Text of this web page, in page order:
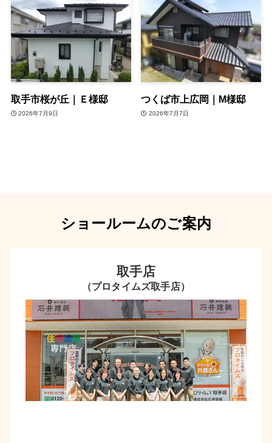
取手市桜が丘｜Ｅ様邸
2026年7月9日
つくば市上広岡｜M様邸
2026年7月7日
ショールームのご案内
取手店
（プロタイムズ取手店）